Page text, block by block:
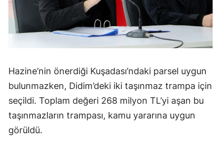
Hazine’nin önerdiği Kuşadası’ndaki parsel uygun
bulunmazken, Didim’deki iki taşınmaz trampa için
seçildi. Toplam değeri 268 milyon TL’yi aşan bu
taşınmazların trampası, kamu yararına uygun
görüldü.